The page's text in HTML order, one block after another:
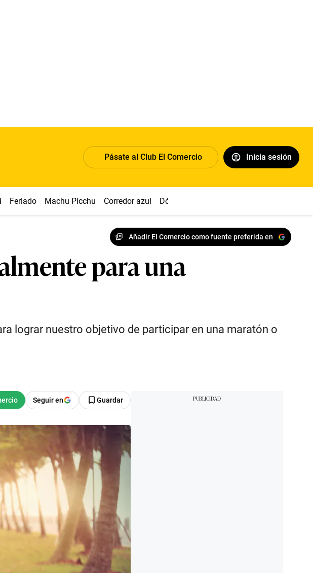
Pásate al Club El Comercio Inicia sesión
Feriado Machu Picchu Corredor azul Dólar
Añadir El Comercio como fuente preferida en
para una
lograr nuestro objetivo de participar en una maratón o
Seguir en Guardar